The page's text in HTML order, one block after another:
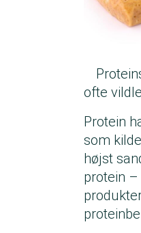
ofte
Protein
som
højst
protein